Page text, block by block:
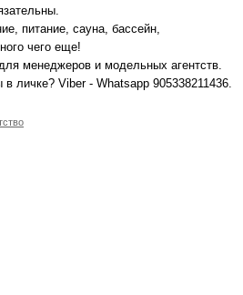
питание, сауна, бассейн,
чего еще!
менеджеров и модельных агентств.
личке? Viber - Whatsapp 905338211436.